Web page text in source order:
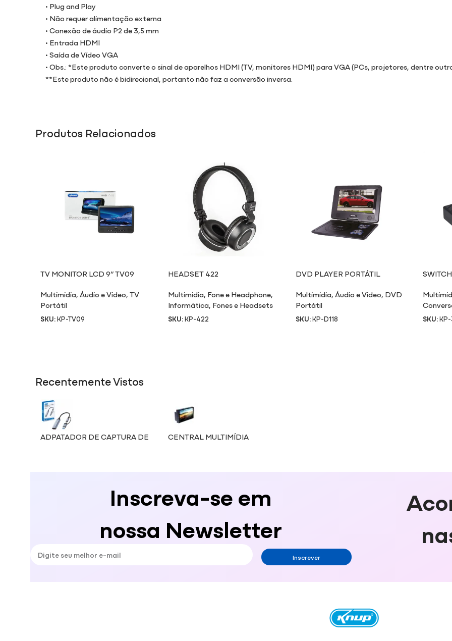
• Plug and Play
• Não requer alimentação externa
• Conexão de áudio P2 de 3,5 mm
• Entrada HDMI
• Saída de Vídeo VGA
• Obs.: *Este produto converte o sinal de aparelhos HDMI (TV, monitores HDMI) para VGA (PCs, projetores, dentre
**Este produto não é bidirecional, portanto não faz a conversão inversa.
Produtos Relacionados
TV MONITOR LCD 9” TV09
Multimidia,Áudio e Video,TV
Portátil
SKU:KP-TV09
HEADSET 422
Multimidia, Fone e Headphone,
Informática, Fones e Headsets
SKU:KP-422
DVD PLAYER PORTÁTIL
Multimidia,Áudio e Video, DVD
Portátil
SKU:KP-D118 SKU:
Recentemente Vistos
ADPATADOR DE CAPTURA DE
CENTRAL MULTIMÍDIA
Inscreva-se em
nossa Newsletter
Inscrever